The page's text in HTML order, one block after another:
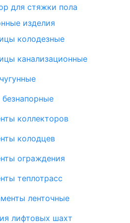
для стяжки пола
изделия
колодезные
канализационные
коллекторов
колодцев
ограждения
теплотрасс
ленточные
лифтовых шахт